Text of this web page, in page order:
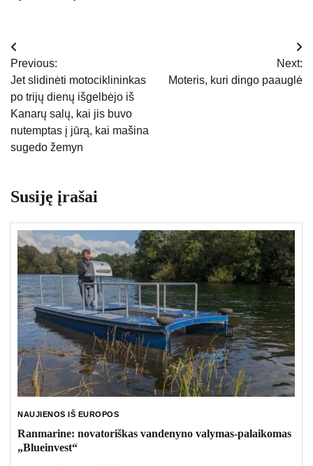
Navigacija
tarp
įrašų
Previous:
Jet slidinėti motociklininkas
po trijų dienų išgelbėjo iš
Kanarų salų, kai jis buvo
nutemptas į jūrą, kai mašina
sugedo žemyn
Next:
Moteris, kuri dingo paauglė
Susiję įrašai
NAUJIENOS IŠ EUROPOS
Ranmarine: novatoriškas vandenyno valymas-palaikomas
„Blueinvest“